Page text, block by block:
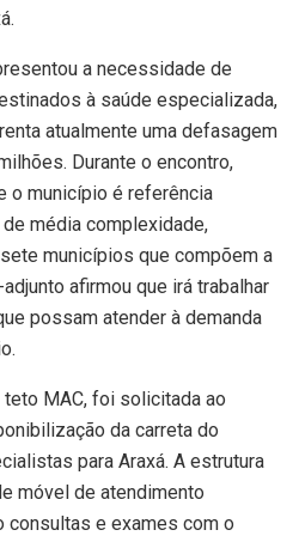
a necessidade de
à saúde especializada,
atualmente uma defasagem
Durante o encontro,
o município é referência
média complexidade,
municípios que compõem a
afirmou que irá trabalhar
possam atender à demanda
MAC, foi solicitada ao
da carreta do
para Araxá. A estrutura
móvel de atendimento
e exames com o